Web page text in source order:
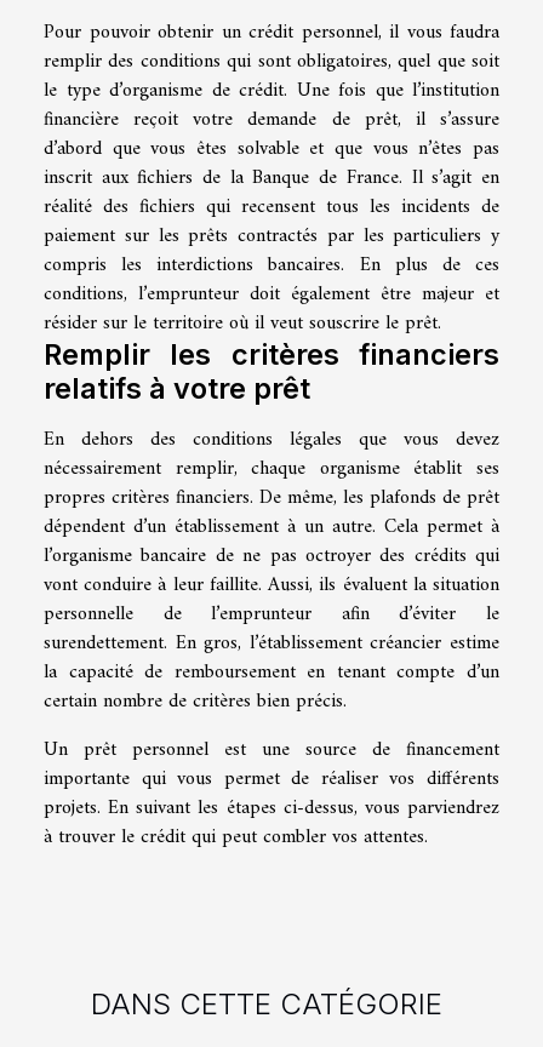
Pour pouvoir obtenir un crédit personnel, il vous faudra
remplir des conditions qui sont obligatoires, quel que soit
le type d’organisme de crédit. Une fois que l’institution
financière reçoit votre demande de prêt, il s’assure
d’abord que vous êtes solvable et que vous n’êtes pas
inscrit aux fichiers de la Banque de France. Il s’agit en
réalité des fichiers qui recensent tous les incidents de
paiement sur les prêts contractés par les particuliers y
compris les interdictions bancaires. En plus de ces
conditions, l’emprunteur doit également être majeur et
résider sur le territoire où il veut souscrire le prêt.
Remplir les critères financiers
relatifs à votre prêt
En dehors des conditions légales que vous devez
nécessairement remplir, chaque organisme établit ses
propres critères financiers. De même, les plafonds de prêt
dépendent d’un établissement à un autre. Cela permet à
l’organisme bancaire de ne pas octroyer des crédits qui
vont conduire à leur faillite. Aussi, ils évaluent la situation
personnelle de l’emprunteur afin d’éviter le
surendettement. En gros, l’établissement créancier estime
la capacité de remboursement en tenant compte d’un
certain nombre de critères bien précis.
Un prêt personnel est une source de financement
importante qui vous permet de réaliser vos différents
projets. En suivant les étapes ci-dessus, vous parviendrez
à trouver le crédit qui peut combler vos attentes.
DANS CETTE CATÉGORIE